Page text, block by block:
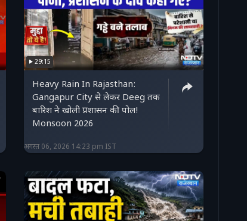
29:15
Heavy Rain In Rajasthan:
Gangapur City से लेकर Deeg तक
बारिश ने खोली प्रशासन की पोल!
Monsoon 2026
अगस्त 06, 2026 14:23 pm IST